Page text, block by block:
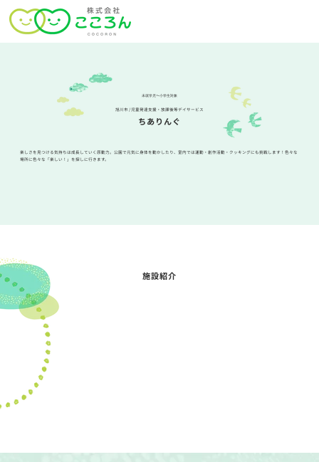
未就学児〜小学生対象
旭川市 / 児童発達支援・放課後等デイサービス
ちありんぐ
楽しさを見つける気持ちは成長していく原動力。 公園で元気に身体を動かしたり、 室内では運動・創作活動・クッキングにも挑戦します！ 色々な
場所に色々な「楽しい！」を探しに行きます。
施設紹介